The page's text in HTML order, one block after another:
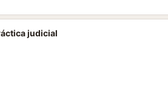
judicial